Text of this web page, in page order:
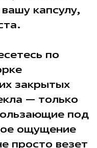
капсулу,
по
закрытых
— только
под
ощущение
просто везет